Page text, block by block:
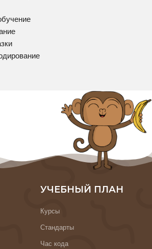
УЧЕБНЫЙ ПЛАН
Курсы
Стандарты
Час кода